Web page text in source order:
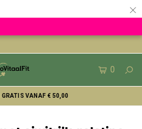
×
0
GRATIS VANAF € 50,00